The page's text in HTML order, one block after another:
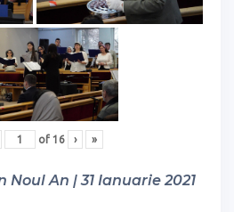
of 16 › »
An | 31 Ianuarie 2021